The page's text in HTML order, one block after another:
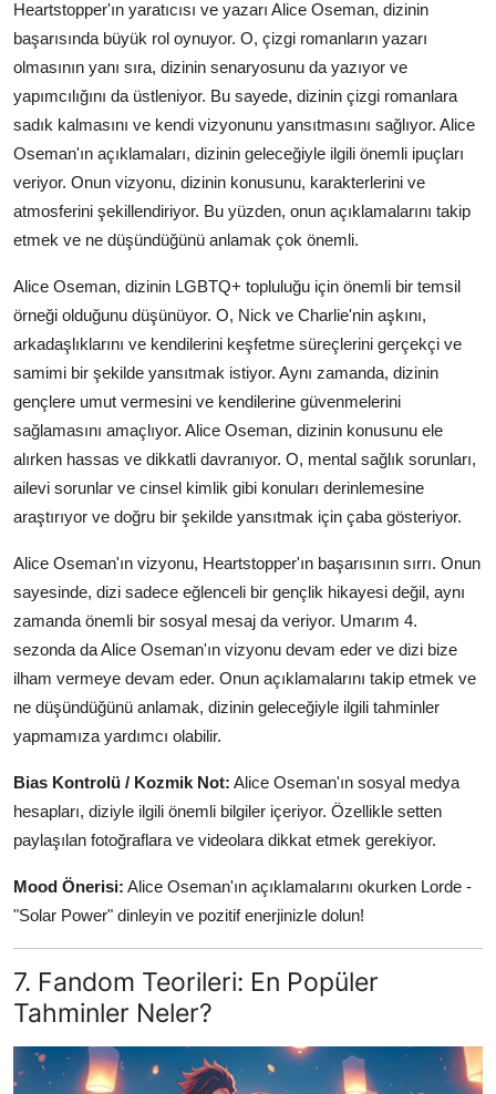
Heartstopper'ın yaratıcısı ve yazarı Alice Oseman, dizinin
başarısında büyük rol oynuyor. O, çizgi romanların yazarı
olmasının yanı sıra, dizinin senaryosunu da yazıyor ve
yapımcılığını da üstleniyor. Bu sayede, dizinin çizgi romanlara
sadık kalmasını ve kendi vizyonunu yansıtmasını sağlıyor. Alice
Oseman'ın açıklamaları, dizinin geleceğiyle ilgili önemli ipuçları
veriyor. Onun vizyonu, dizinin konusunu, karakterlerini ve
atmosferini şekillendiriyor. Bu yüzden, onun açıklamalarını takip
etmek ve ne düşündüğünü anlamak çok önemli.
Alice Oseman, dizinin LGBTQ+ topluluğu için önemli bir temsil
örneği olduğunu düşünüyor. O, Nick ve Charlie'nin aşkını,
arkadaşlıklarını ve kendilerini keşfetme süreçlerini gerçekçi ve
samimi bir şekilde yansıtmak istiyor. Aynı zamanda, dizinin
gençlere umut vermesini ve kendilerine güvenmelerini
sağlamasını amaçlıyor. Alice Oseman, dizinin konusunu ele
alırken hassas ve dikkatli davranıyor. O, mental sağlık sorunları,
ailevi sorunlar ve cinsel kimlik gibi konuları derinlemesine
araştırıyor ve doğru bir şekilde yansıtmak için çaba gösteriyor.
Alice Oseman'ın vizyonu, Heartstopper'ın başarısının sırrı. Onun
sayesinde, dizi sadece eğlenceli bir gençlik hikayesi değil, aynı
zamanda önemli bir sosyal mesaj da veriyor. Umarım 4.
sezonda da Alice Oseman'ın vizyonu devam eder ve dizi bize
ilham vermeye devam eder. Onun açıklamalarını takip etmek ve
ne düşündüğünü anlamak, dizinin geleceğiyle ilgili tahminler
yapmamıza yardımcı olabilir.
Bias Kontrolü / Kozmik Not: Alice Oseman'ın sosyal medya
hesapları, diziyle ilgili önemli bilgiler içeriyor. Özellikle setten
paylaşılan fotoğraflara ve videolara dikkat etmek gerekiyor.
Mood Önerisi: Alice Oseman'ın açıklamalarını okurken Lorde -
"Solar Power" dinleyin ve pozitif enerjinizle dolun!
7. Fandom Teorileri: En Popüler
Tahminler Neler?